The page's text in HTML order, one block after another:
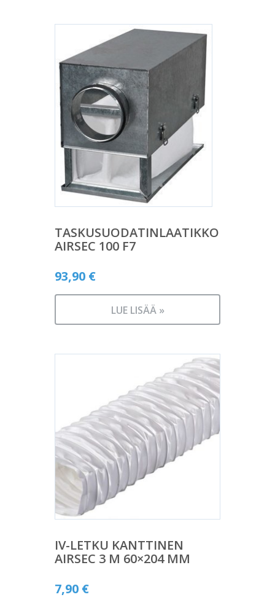
TASKUSUODATINLAATIKKO
AIRSEC 100 F7
93,90 €
LUE LISÄÄ »
IV-LETKU KANTTINEN
AIRSEC 3 M 60×204 MM
7,90 €